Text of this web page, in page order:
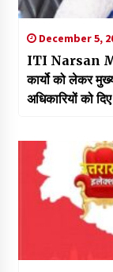
December 5,
ITI Narsan
कार्यो को लेकर
अधिकारियों को दिए